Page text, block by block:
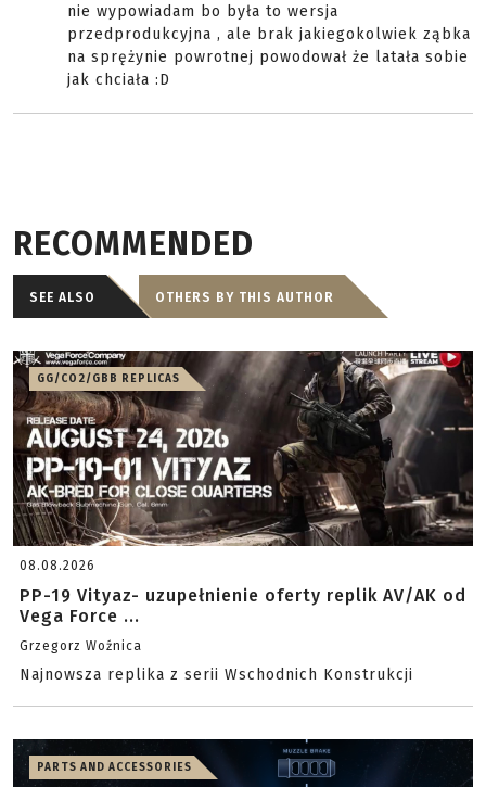
nie wypowiadam bo była to wersja
przedprodukcyjna , ale brak jakiegokolwiek ząbka
na sprężynie powrotnej powodował że latała sobie
jak chciała :D
RECOMMENDED
SEE ALSO OTHERS BY THIS AUTHOR
GG/CO2/GBB REPLICAS
08.08.2026
PP-19 Vityaz- uzupełnienie oferty replik AV/AK od
Vega Force ...
Grzegorz Woźnica
Najnowsza replika z serii Wschodnich Konstrukcji
PARTS AND ACCESSORIES